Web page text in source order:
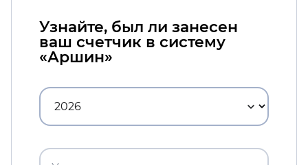
Узнайте, был ли занесен
ваш счетчик в систему
«Аршин»